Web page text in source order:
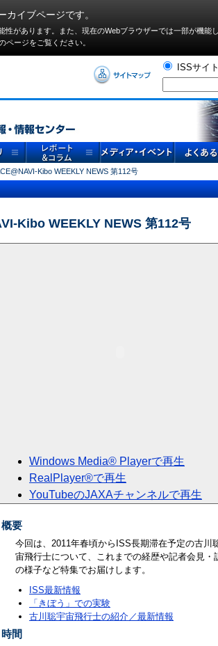
イブページです。
があります。また、現在のWebブラウザーでは⼀部が機能
ページをご覧ください。
ISSサイ
Kibo WEEKLY NEWS 第112号
Kibo WEEKLY NEWS 第112号
Windows Media® Playerで再生
RealPlayer®で再生
YouTubeのJAXAチャンネルで再生
概要
今回は、2011年春頃からISS長期滞在予定の古川
宙飛行士について、これまでの経歴や記者会見・
の様子など特集でお届けします。
ISS最新情報
「きぼう」での実験
古川聡宇宙飛行士の紹介／最新情報
時間